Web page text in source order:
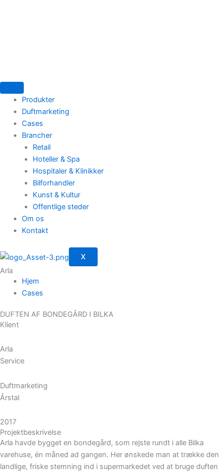
Produkter
Duftmarketing
Cases
Brancher
Retail
Hoteller & Spa
Hospitaler & Klinikker
Bilforhandler
Kunst & Kultur
Offentlige steder
Om os
Kontakt
X
Arla
Hjem
Cases
DUFTEN AF BONDEGÅRD I BILKA
Klient
Arla
Service
Duftmarketing
Årstal
2017
Projektbeskrivelse
Arla havde bygget en bondegård, som rejste rundt i alle Bilka
varehuse, én måned ad gangen. Her ønskede man at trække den
landlige, friske stemning ind i supermarkedet ved at bruge duften